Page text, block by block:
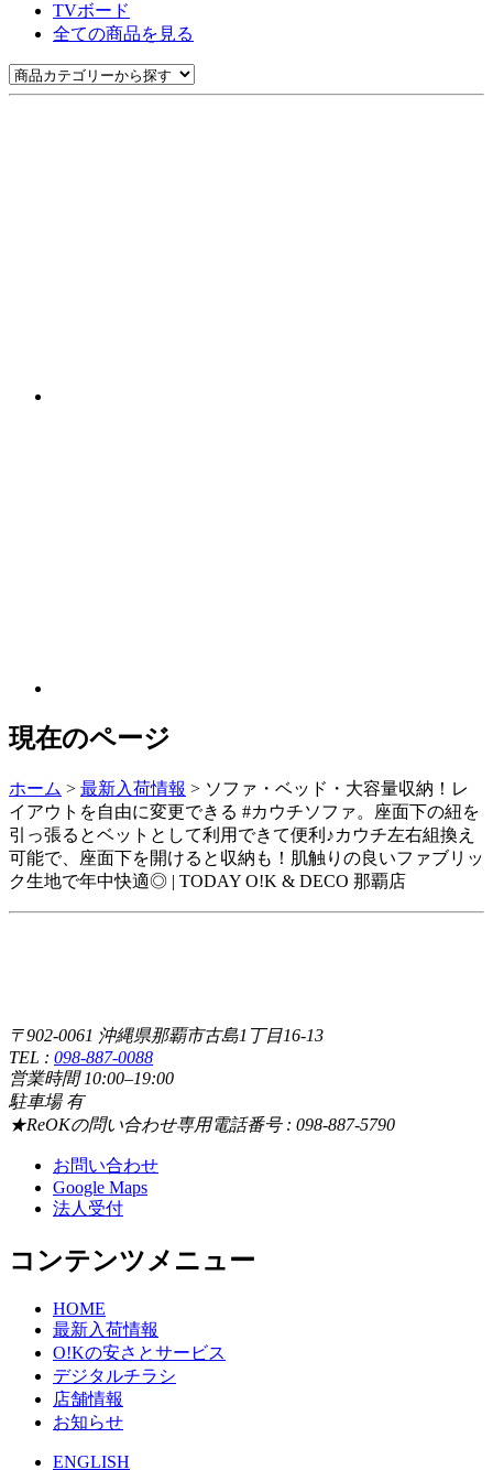
TVボード
全ての商品を見る
現在のページ
ホーム > 最新入荷情報 > ソファ・ベッド・大容量収納！レ
イアウトを自由に変更できる #カウチソファ。座面下の紐を
引っ張るとベットとして利用できて便利♪カウチ左右組換え
可能で、座面下を開けると収納も！肌触りの良いファブリッ
ク生地で年中快適◎ | TODAY O!K & DECO 那覇店
〒902-0061 沖縄県那覇市古島1丁目16-13
TEL : 098-887-0088
営業時間 10:00–19:00
駐車場 有
★ReOKの問い合わせ専用電話番号 : 098-887-5790
お問い合わせ
Google Maps
法人受付
コンテンツメニュー
HOME
最新入荷情報
O!Kの安さとサービス
デジタルチラシ
店舗情報
お知らせ
ENGLISH